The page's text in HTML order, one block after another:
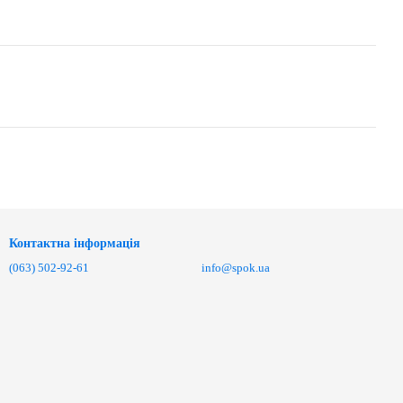
Контактна інформація
(063) 502-92-61
info@spok.ua